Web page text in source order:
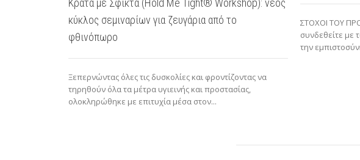
κύκλος σεμιναρίων για ζευγάρια από το
φθινόπωρο
Ξεπερνώντας όλες τις δυσκολίες και φροντίζοντας να
τηρηθούν όλα τα μέτρα υγιεινής και προστασίας,
ολοκληρώθηκε με επιτυχία μέσα στον...
ΣΤΟΧΟΙ ΤΟΥ
συνδεθείτε με
την